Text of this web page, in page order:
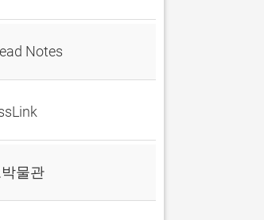
Notes
물관